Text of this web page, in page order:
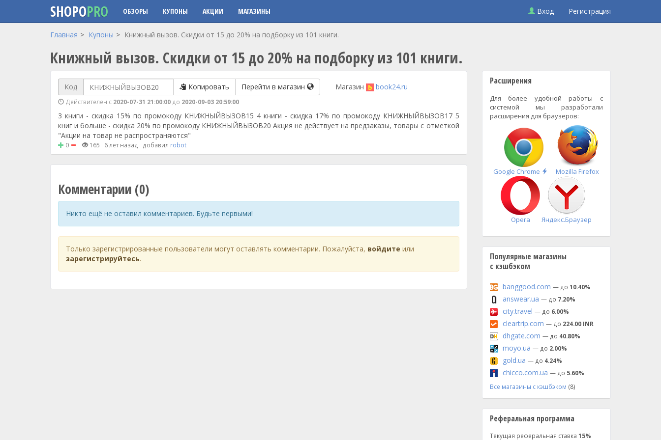
Перейти к основному содержанию
SHOPOPRO ОБЗОРЫ КУПОНЫ АКЦИИ МАГАЗИНЫ Вход Регистрация
Главная Купоны Книжный вызов. Скидки от 15 до 20% на подборку из 101 книги.
Книжный вызов. Скидки от 15 до 20% на подборку из 101 книги.
Код Копировать Перейти в магазин
Действителен с 2020-07-31 21:00:00 до 2020-09-03 20:59:00
Магазин book24.ru
3 книги - скидка 15% по промокоду КНИЖНЫЙВЫЗОВ15 4 книги - скидка 17% по промокоду КНИЖНЫЙВЫЗОВ17 5
книг и больше - скидка 20% по промокоду КНИЖНЫЙВЫЗОВ20 Акция не действует на предзаказы, товары с отметкой
"Акции на товар не распространяются"
0 165 6 лет назад добавил robot
Комментарии (0)
Никто ещё не оставил комментариев. Будьте первыми!
Только зарегистрированные пользователи могут оставлять комментарии. Пожалуйста, войдите или
зарегистрируйтесь.
Расширения
Для более удобной работы с
системой мы разработали
расширения для браузеров:
Google Chrome
Быстрая
установка
Mozilla Firefox
Opera Яндекс.Браузер
Популярные магазины
с кэшбэком
banggood.com — до 10.40%
answear.ua — до 7.20%
city.travel — до 6.00%
cleartrip.com — до 224.00 INR
dhgate.com — до 40.80%
moyo.ua — до 2.00%
gold.ua — до 4.24%
chicco.com.ua — до 5.60%
Все магазины с кэшбэком (8)
Реферальная программа
Текущая реферальная ставка 15%